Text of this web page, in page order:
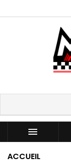

ACCUEIL